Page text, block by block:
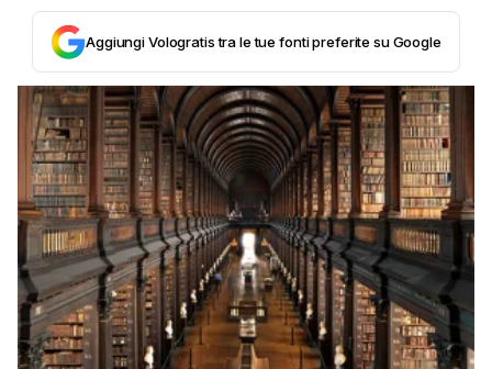
Aggiungi Vologratis tra le tue fonti preferite su Google